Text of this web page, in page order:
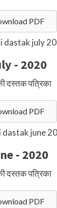
PDF
- 2020
दस्तक पत्रिका
PDF
- 2020
दस्तक पत्रिका
PDF